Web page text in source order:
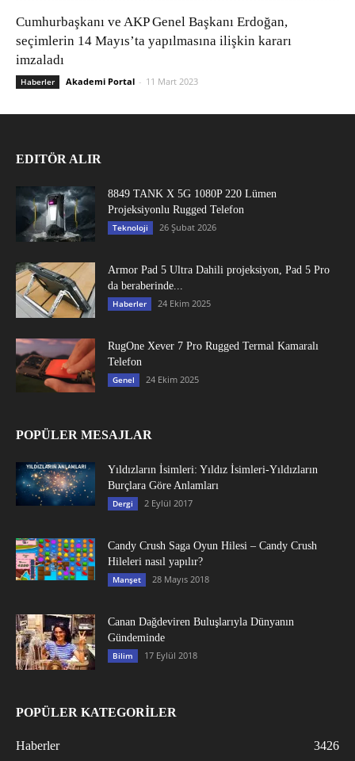
Cumhurbaşkanı ve AKP Genel Başkanı Erdoğan,
seçimlerin 14 Mayıs’ta yapılmasına ilişkin kararı
imzaladı
Haberler Akademi Portal - 11 Mart 2023
EDITÖR ALIR
8849 TANK X 5G 1080P 220 Lümen
Projeksiyonlu Rugged Telefon
Teknoloji 26 Şubat 2026
Armor Pad 5 Ultra Dahili projeksiyon, Pad 5 Pro
da beraberinde...
Haberler 24 Ekim 2025
RugOne Xever 7 Pro Rugged Termal Kamaralı
Telefon
Genel 24 Ekim 2025
POPÜLER MESAJLAR
Yıldızların İsimleri: Yıldız İsimleri-Yıldızların
Burçlara Göre Anlamları
Dergi 2 Eylül 2017
Candy Crush Saga Oyun Hilesi – Candy Crush
Hileleri nasıl yapılır?
Manşet 28 Mayıs 2018
Canan Dağdeviren Buluşlarıyla Dünyanın
Gündeminde
Bilim 17 Eylül 2018
POPÜLER KATEGORİLER
Haberler
3426